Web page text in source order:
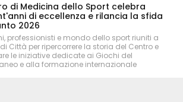
di Medicina dello Sport celebra
di eccellenza e rilancia la sfida
2026
professionisti e mondo dello sport riuniti a
Città per ripercorrere la storia del Centro e
le iniziative dedicate ai Giochi del
e alla formazione internazionale